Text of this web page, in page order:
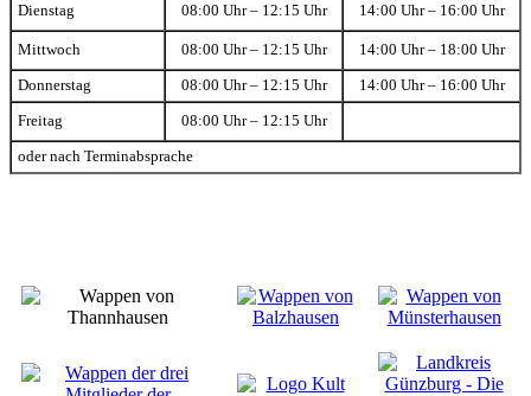
Dienstag 08:00 Uhr – 12:15 Uhr 14:00 Uhr – 16:00 Uhr
Mittwoch 08:00 Uhr – 12:15 Uhr 14:00 Uhr – 18:00 Uhr
Donnerstag 08:00 Uhr – 12:15 Uhr 14:00 Uhr – 16:00 Uhr
Freitag 08:00 Uhr – 12:15 Uhr
oder nach Terminabsprache